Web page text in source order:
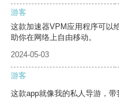
游客
这款加速器VPM应用程序可以
助你在网络上自由移动。
2024-05-03
游客
这款app就像我的私人导游，带